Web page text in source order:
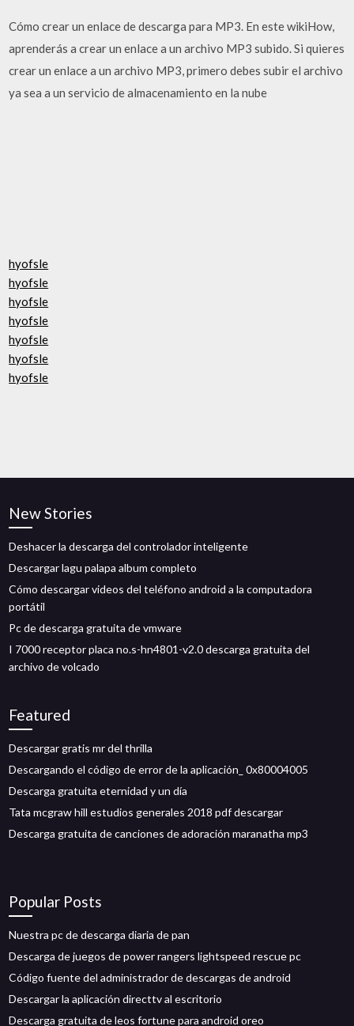
Cómo crear un enlace de descarga para MP3. En este wikiHow,
aprenderás a crear un enlace a un archivo MP3 subido. Si quieres
crear un enlace a un archivo MP3, primero debes subir el archivo
ya sea a un servicio de almacenamiento en la nube
hyofsle
hyofsle
hyofsle
hyofsle
hyofsle
hyofsle
hyofsle
New Stories
Deshacer la descarga del controlador inteligente
Descargar lagu palapa album completo
Cómo descargar videos del teléfono android a la computadora
portátil
Pc de descarga gratuita de vmware
I 7000 receptor placa no.s-hn4801-v2.0 descarga gratuita del
archivo de volcado
Featured
Descargar gratis mr del thrilla
Descargando el código de error de la aplicación_ 0x80004005
Descarga gratuita eternidad y un día
Tata mcgraw hill estudios generales 2018 pdf descargar
Descarga gratuita de canciones de adoración maranatha mp3
Popular Posts
Nuestra pc de descarga diaria de pan
Descarga de juegos de power rangers lightspeed rescue pc
Código fuente del administrador de descargas de android
Descargar la aplicación directtv al escritorio
Descarga gratuita de leos fortune para android oreo